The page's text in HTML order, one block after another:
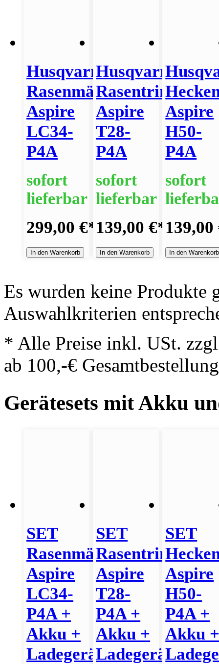
Husqvarna
Rasenmäher
Aspire
LC34-
P4A
sofort
lieferbar
299,00 €*
In den Warenkorb
Husqvarna
Rasentrimmer
Aspire
T28-
P4A
sofort
lieferbar
139,00 €*
In den Warenkorb
Aspire
H50-
P4A
sofort
139,00
In den Warenkorb
Es wurden keine Produkte
Auswahlkriterien
* Alle Preise inkl. USt.
ab 100,-€
Gerätesets mit Akku
SET
Rasenmäher
Aspire
LC34-
P4A +
Akku +
Ladegerät
SET
Rasentrimmer
Aspire
T28-
P4A +
Akku +
Ladegerät
SET
Aspire
H50-
P4A +
Akku